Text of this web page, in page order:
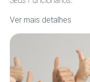
CARÊNCIA
Ver mais detalhes